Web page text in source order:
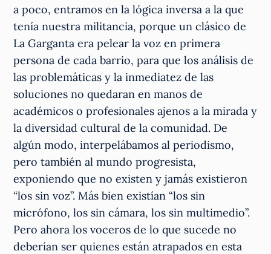
a poco, entramos en la lógica inversa a la que
tenía nuestra militancia, porque un clásico de
La Garganta era pelear la voz en primera
persona de cada barrio, para que los análisis de
las problemáticas y la inmediatez de las
soluciones no quedaran en manos de
académicos o profesionales ajenos a la mirada y
la diversidad cultural de la comunidad. De
algún modo, interpelábamos al periodismo,
pero también al mundo progresista,
exponiendo que no existen y jamás existieron
“los sin voz”. Más bien existían “los sin
micrófono, los sin cámara, los sin multimedio”.
Pero ahora los voceros de lo que sucede no
deberían ser quienes están atrapados en esta